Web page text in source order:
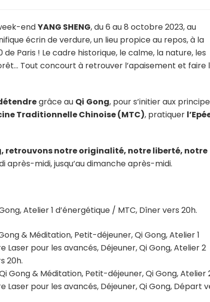
endYANG SHENG, du 6 au 8 octobre 2023, au
écrin de verdure, un lieu propice au repos, à la
Paris ! Le cadre historique, le calme, la nature, les
Tout concourt à retrouver l’apaisement et faire
grâce au Qi Gong, pour s’initier aux
Traditionnelle Chinoise (MTC), pratiquer
retrouvons notre originalité, notre liberté, notre
après-midi, jusqu’au dimanche après-midi.
Atelier 1 d’énergétique / MTC, Dîner vers 20h.
& Méditation, Petit-déjeuner, Qi Gong, Atelier 1
Laser pour les avancés, Déjeuner, Qi Gong, Atelier 2
20h.
Gong & Méditation, Petit-déjeuner, Qi Gong, Atelier
Laser pour les avancés, Déjeuner, Qi Gong, Départ